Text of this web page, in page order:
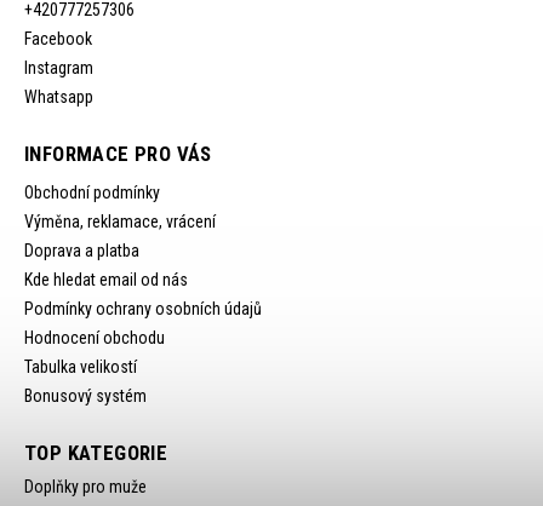
+420777257306
Facebook
Instagram
Whatsapp
INFORMACE PRO VÁS
Obchodní podmínky
Výměna, reklamace, vrácení
Doprava a platba
Kde hledat email od nás
Podmínky ochrany osobních údajů
Hodnocení obchodu
Tabulka velikostí
Bonusový systém
TOP KATEGORIE
Doplňky pro muže